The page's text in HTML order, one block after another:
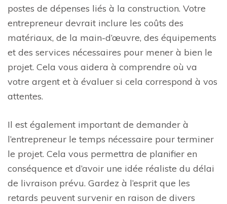
postes de dépenses liés à la construction. Votre
entrepreneur devrait inclure les coûts des
matériaux, de la main-d’œuvre, des équipements
et des services nécessaires pour mener à bien le
projet. Cela vous aidera à comprendre où va
votre argent et à évaluer si cela correspond à vos
attentes.
Il est également important de demander à
l’entrepreneur le temps nécessaire pour terminer
le projet. Cela vous permettra de planifier en
conséquence et d’avoir une idée réaliste du délai
de livraison prévu. Gardez à l’esprit que les
retards peuvent survenir en raison de divers